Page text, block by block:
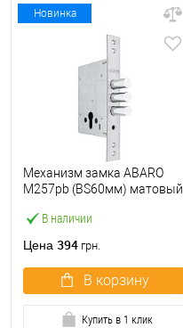
Новинка
В наличии
Механизм замка ABARO
M257pb (BS60мм) матовый
отв. планки
Цена 394 грн.
В корзину
Купить в 1 клик